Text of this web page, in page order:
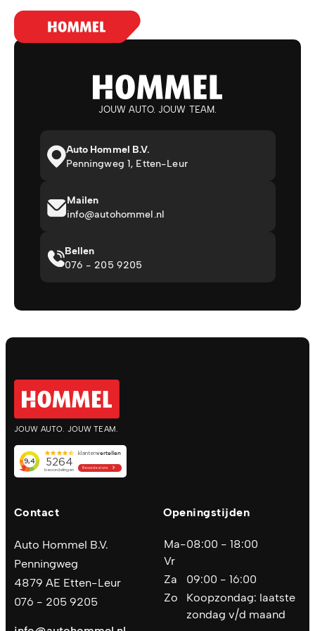
JOUW AUTO. JOUW TEAM.
Auto Hommel B.V.
Penningweg 1, Etten-Leur
Mailen
info@autohommel.nl
Bellen
076 - 205 9205
JOUW AUTO. JOUW TEAM.
Contact
Auto Hommel B.V.
Penningweg
4879 AE Etten-Leur
076 - 205 9205
Openingstijden
Ma-
Vr
08:00 - 18:00
Za
09:00 - 16:00
Zo
Koopzondag: laatste
zondag v/d maand